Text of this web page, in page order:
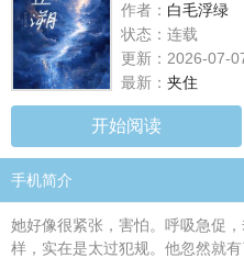
作者： 白毛浮绿
状态：连载
更新：2026-07-
最新： 夹住
开始阅读
手机简介
她好像很紧张，害怕。呼吸急促
样，实在是太过犯规。他忽然就